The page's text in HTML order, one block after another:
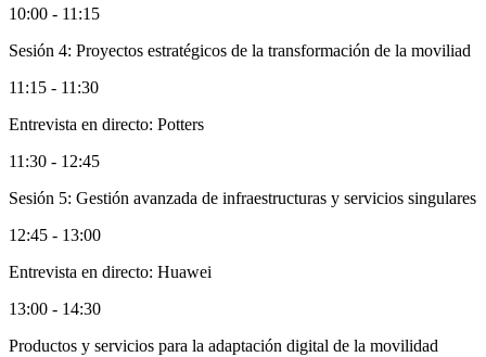
10:00 - 11:15
Sesión 4: Proyectos estratégicos de la transformación de la moviliad
11:15 - 11:30
Entrevista en directo: Potters
11:30 - 12:45
Sesión 5: Gestión avanzada de infraestructuras y servicios singulares
12:45 - 13:00
Entrevista en directo: Huawei
13:00 - 14:30
Productos y servicios para la adaptación digital de la movilidad